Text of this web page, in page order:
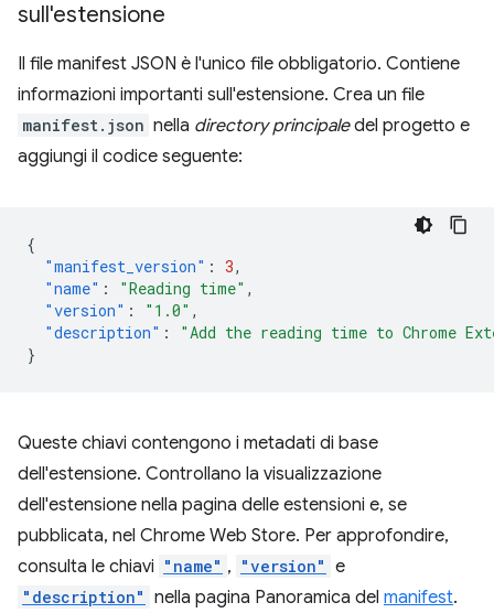
sull'estensione
Il file manifest JSON è l'unico file obbligatorio. Contiene
informazioni importanti sull'estensione. Crea un file
manifest.json nella directory principaledel progetto e
aggiungi il codice seguente:
{
"manifest_version" : 3,
"name" : "Reading time" ,
"version" : "1.0" ,
"description" :
"Add the reading time to Chrome
}
Queste chiavi contengono i metadati di base
dell'estensione. Controllano la visualizzazione
dell'estensione nella pagina delle estensioni e, se
pubblicata, nel Chrome Web Store. Per approfondire,
consulta le chiavi "name" , "version" e
"description" nella pagina Panoramica del manifest.